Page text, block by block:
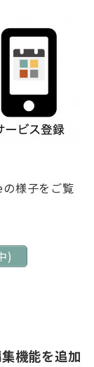
様子をご覧
)
機能を追加